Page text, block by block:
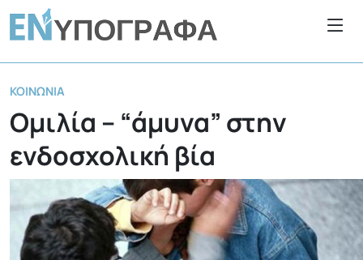
ΚΟΙΝΩΝΊΑ
Ομιλία – “άμυνα” στην
ενδοσχολική βία